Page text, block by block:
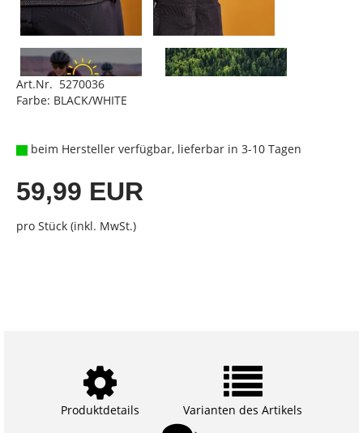
Art.Nr. 5270036
Farbe: BLACK/WHITE
beim Hersteller verfügbar, lieferbar in 3-10 Tagen
59,99 EUR
pro Stück (inkl. MwSt.)
Produktdetails Varianten des Artikels